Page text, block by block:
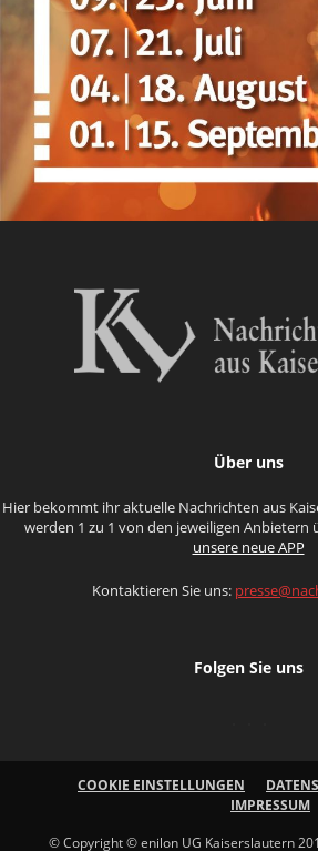
Über uns
Hier bekommt ihr aktuelle Nachrichten aus
werden 1 zu 1 von den jeweiligen Anbietern
unsere neue APP
Kontaktieren Sie uns:
Folgen Sie uns
COOKIE EINSTELLUNGEN
IMPRESSUM
© Copyright © enilon UG Kaiserslautern